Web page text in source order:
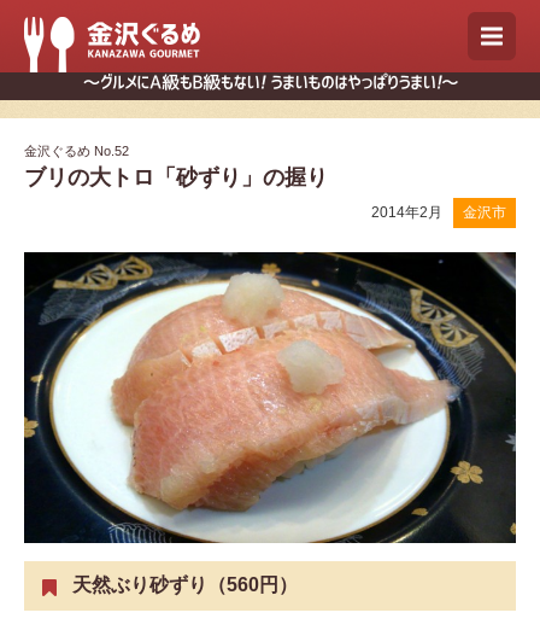
金沢ぐるめ No.52
ブリの大トロ「砂ずり」の握り
2014年2月 金沢市
天然ぶり砂ずり（560円）